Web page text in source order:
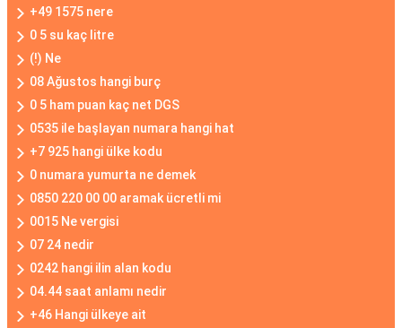
+49 1575 nere
0 5 su kaç litre
(!) Ne
08 Ağustos hangi burç
0 5 ham puan kaç net DGS
0535 ile başlayan numara hangi hat
+7 925 hangi ülke kodu
0 numara yumurta ne demek
0850 220 00 00 aramak ücretli mi
0015 Ne vergisi
07 24 nedir
0242 hangi ilin alan kodu
04.44 saat anlamı nedir
+46 Hangi ülkeye ait